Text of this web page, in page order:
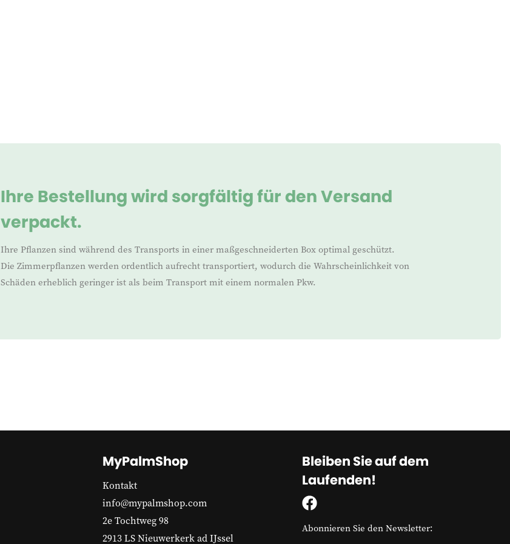
Ihre Bestellung wird sorgfältig für den Versand
verpackt.
Ihre Pflanzen sind während des Transports in einer maßgeschneiderten Box optimal geschützt.
Die Zimmerpflanzen werden ordentlich aufrecht transportiert, wodurch die Wahrscheinlichkeit von
Schäden erheblich geringer ist als beim Transport mit einem normalen Pkw.
MyPalmShop
Kontakt
info@mypalmshop.com
2e Tochtweg 98
2913 LS Nieuwerkerk ad IJssel
Bleiben Sie auf dem
Laufenden!
Abonnieren Sie den Newsletter: